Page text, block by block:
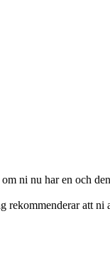
ni nu har en och
rekommenderar att